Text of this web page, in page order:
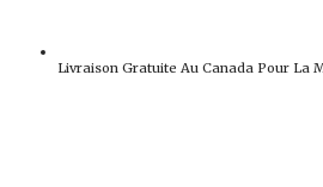
Livraison Gratuite Au Canada Pour La